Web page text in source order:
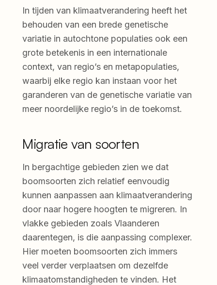
In tijden van klimaatverandering heeft het
behouden van een brede genetische
variatie in autochtone populaties ook een
grote betekenis in een internationale
context, van regio’s en metapopulaties,
waarbij elke regio kan instaan voor het
garanderen van de genetische variatie van
meer noordelijke regio’s in de toekomst.
Migratie van soorten
In bergachtige gebieden zien we dat
boomsoorten zich relatief eenvoudig
kunnen aanpassen aan klimaatverandering
door naar hogere hoogten te migreren. In
vlakke gebieden zoals Vlaanderen
daarentegen, is die aanpassing complexer.
Hier moeten boomsoorten zich immers
veel verder verplaatsen om dezelfde
klimaatomstandigheden te vinden. Het